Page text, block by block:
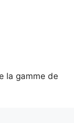
la gamme de